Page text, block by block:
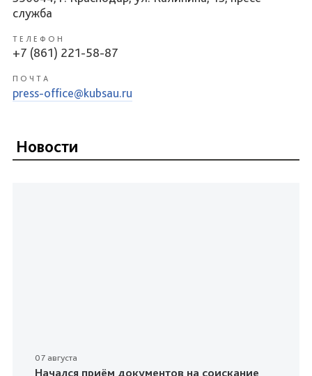
служба
ТЕЛЕФОН
+7 (861) 221-58-87
ПОЧТА
press-office@kubsau.ru
Новости
07 августа
Начался приём документов на соискание